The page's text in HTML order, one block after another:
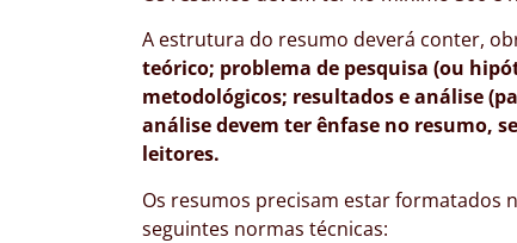
A estrutura do resumo deverá conter,
teórico; problema de pesquisa (ou
metodológicos; resultados e análise
análise devem ter ênfase no resumo,
leitores.
Os resumos precisam estar formatados
seguintes normas técnicas: